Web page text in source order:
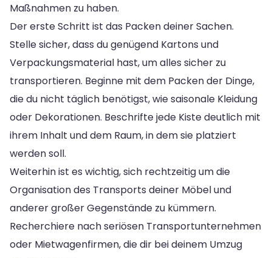
Maßnahmen zu haben.
Der erste Schritt ist das Packen deiner Sachen.
Stelle sicher, dass du genügend Kartons und
Verpackungsmaterial hast, um alles sicher zu
transportieren. Beginne mit dem Packen der Dinge,
die du nicht täglich benötigst, wie saisonale Kleidung
oder Dekorationen. Beschrifte jede Kiste deutlich mit
ihrem Inhalt und dem Raum, in dem sie platziert
werden soll.
Weiterhin ist es wichtig, sich rechtzeitig um die
Organisation des Transports deiner Möbel und
anderer großer Gegenstände zu kümmern.
Recherchiere nach seriösen Transportunternehmen
oder Mietwagenfirmen, die dir bei deinem Umzug